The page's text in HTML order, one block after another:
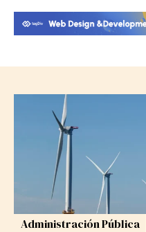
Administración Pública